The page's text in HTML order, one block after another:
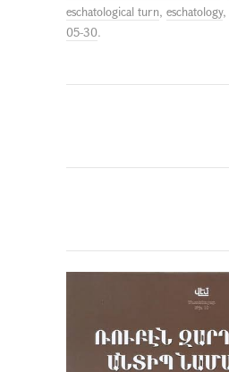
eschatological turn, eschatology,
05-30.